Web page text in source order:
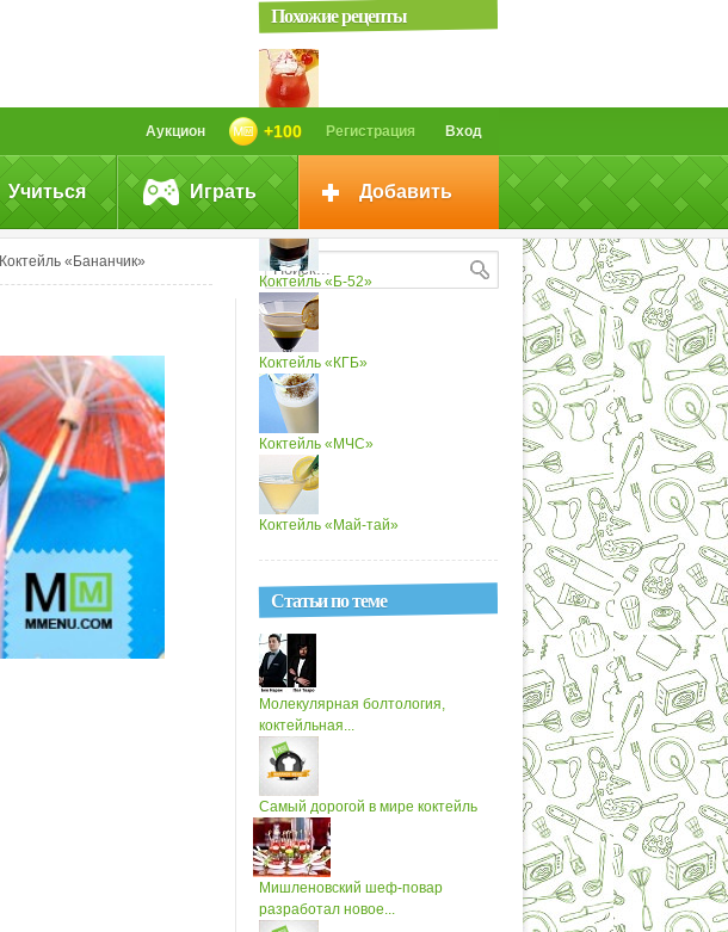
Вход
Регистрация
+100
Аукцион
Учиться Играть Добавить
Коктейль «Бананчик»
Похожие рецепты
Коктейль «Тип-топ»
Коктейль «Б-52»
Коктейль «КГБ»
Коктейль «МЧС»
Коктейль «Май-тай»
Статьи по теме
Молекулярная болтология,
коктейльная...
Самый дорогой в мире коктейль
Мишленовский шеф-повар
разработал новое...